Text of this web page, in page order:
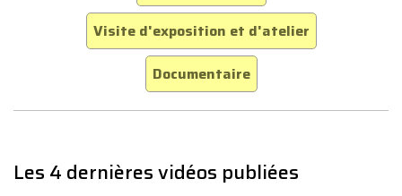
Visite d'exposition et d'atelier
Documentaire
Les 4 dernières vidéos publiées